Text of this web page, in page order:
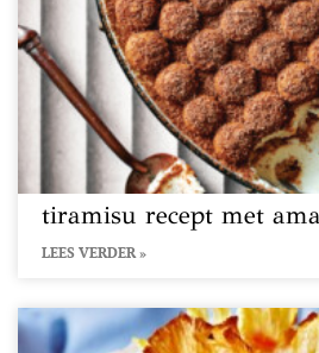
tiramisu recept met
LEES VERDER »